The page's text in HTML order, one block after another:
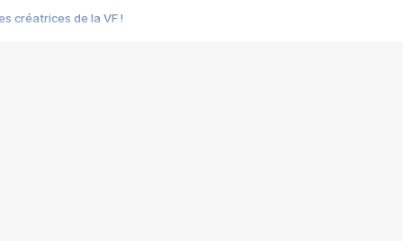
créatrices de la VF !